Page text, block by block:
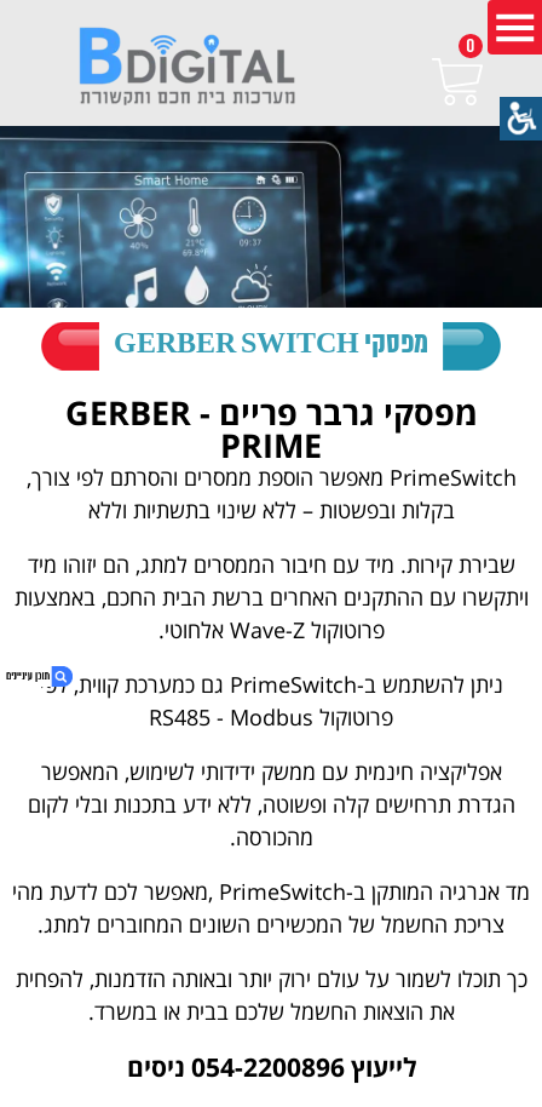
1. מפסקי GERBER SWITCH
2. בונה או משפץ? קבל הצעת מחיר אטרקטיבית
0
מפסקי GERBER SWITCH
מפסקי גרבר פריים - GERBER
PRIME
PrimeSwitch מאפשר הוספת ממסרים והסרתם לפי צורך,
בקלות ובפשטות – ללא שינוי בתשתיות וללא
שבירת קירות. מיד עם חיבור הממסרים למתג, הם יזוהו מיד
ויתקשרו עם ההתקנים האחרים ברשת הבית החכם, באמצעות
פרוטוקול Wave-Z אלחוטי.
ניתן להשתמש ב-PrimeSwitch גם כמערכת קווית, לפי
פרוטוקול RS485 - Modbus
אפליקציה חינמית עם ממשק ידידותי לשימוש, המאפשר
הגדרת תרחישים קלה ופשוטה, ללא ידע בתכנות ובלי לקום
מהכורסה.
מד אנרגיה המותקן ב-PrimeSwitch ,מאפשר לכם לדעת מהי
צריכת החשמל של המכשירים השונים המחוברים למתג.
כך תוכלו לשמור על עולם ירוק יותר ובאותה הזדמנות, להפחית
את הוצאות החשמל שלכם בבית או במשרד.
לייעוץ054-2200896 ניסים